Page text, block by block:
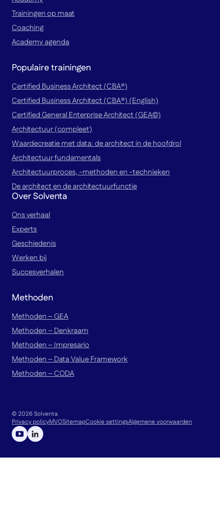
Trainingen op maat
Coaching
Academy agenda
Populaire trainingen
Certified Business Architect (CBA®)
Certified Business Architect (CBA®) (English)
Certified General Enterprise Architect (GEA©)
Architectuur (compleet)
Waardecreatie met data: de architect in de hoofdrol
Architectuur fundamentals
Architectuurproces, -methoden en -technieken
De architect en de architectuurfunctie
Over Solventa
Ons verhaal
Experts
Geschiedenis
Werken bij
Succesverhalen
Methoden
Methoden – GEA
Methoden – Denkraam
Methoden – Impresario
Methoden – Data Value Framework
Methoden – CODA
© 2026 Solventa
Privacy policyMVOSitemapCookie settingsAlgemene voorwaarden